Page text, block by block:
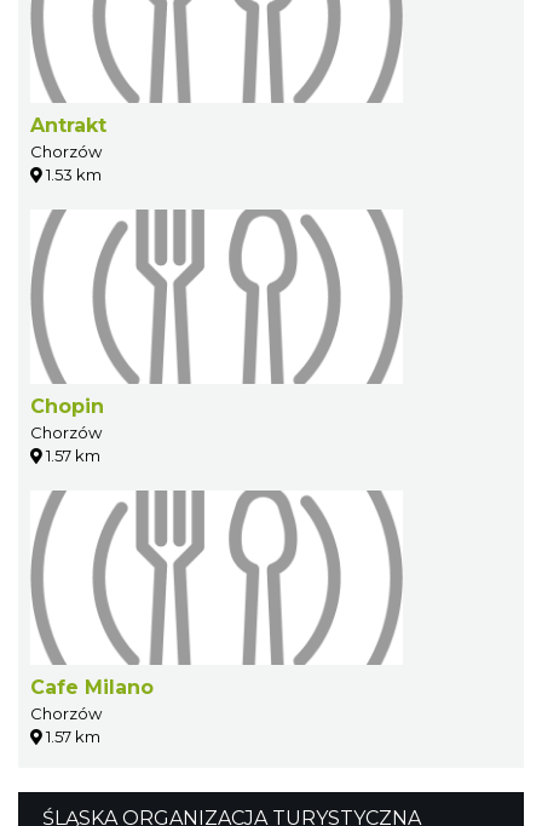
Antrakt
Chorzów
1.53 km
Chopin
Chorzów
1.57 km
Cafe Milano
Chorzów
1.57 km
ŚLĄSKA ORGANIZACJA TURYSTYCZNA